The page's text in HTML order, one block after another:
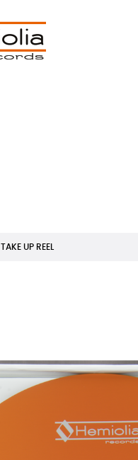
TAKE UP REEL